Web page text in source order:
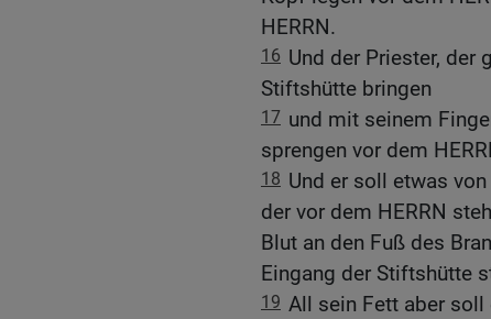
HERRN.
16 Und der Priester, der
Stiftshütte bringen
17 und mit seinem
sprengen vor dem
18 Und er soll etwas
der vor dem HERRN
Blut an den Fuß des
Eingang der Stiftshütte
19 All sein Fett aber soll